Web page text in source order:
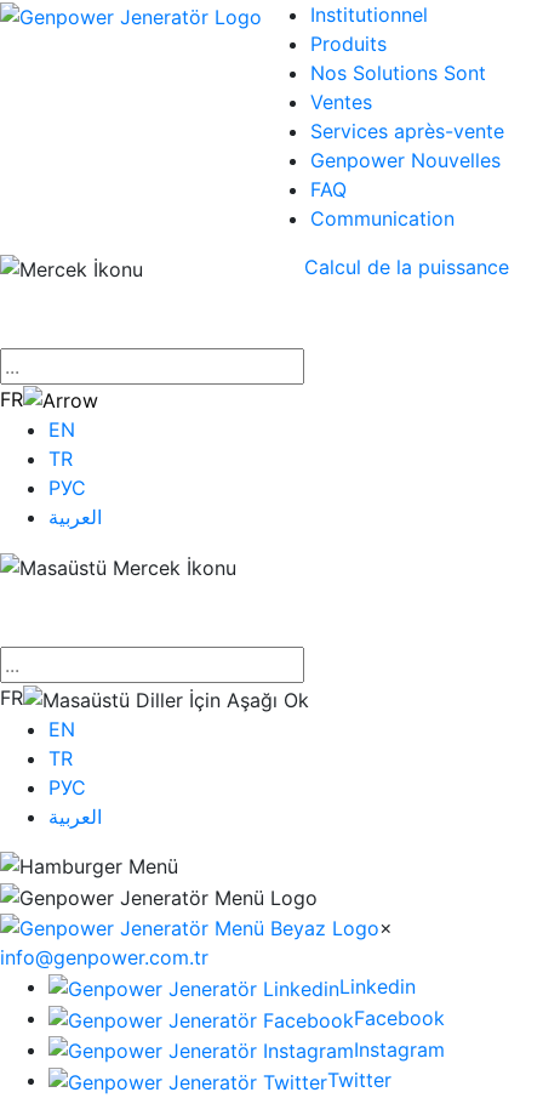
Institutionnel
Produits
Nos Solutions Sont
Ventes
Services après-vente
Genpower Nouvelles
FAQ
Communication
FR
EN
TR
РУС
العربية
Calcul de la puissance
FR
EN
TR
РУС
العربية
×
info@genpower.com.tr
Linkedin
Facebook
Instagram
Twitter